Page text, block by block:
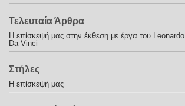
Τελευταία Άρθρα
Η επίσκεψή μας στην έκθεση με έργα του Leonardo
Da Vinci
Στήλες
Η επίσκεψή μας